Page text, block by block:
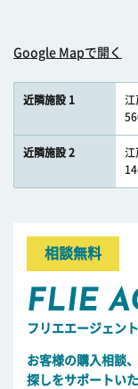
Google Mapで開く
近隣施設 1
江
近隣施設 2
江
相談無料
FLIE
フリエエージェント
お客様の購入相談
探しをサポートいた